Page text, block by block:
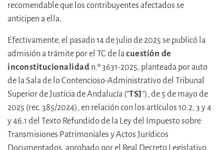
recomendable que los contribuyentes afectados se
anticipen a ella.
Efectivamente, el pasado 14 de julio de 2025 se publicó la
admisión a trámite por el TC de lacuestión de
inconstitucionalidad n.º 3631-2025, planteada por auto
de la Sala de lo Contencioso-Administrativo del Tribunal
Superior de Justicia de Andalucía (“TSJ”), de 5 de mayo de
2025 (rec. 385/2024), en relación con los artículos 10.2, 3 y 4
y 46.1 del Texto Refundido de la Ley del Impuesto sobre
Transmisiones Patrimoniales y Actos Jurídicos
Documentados, aprobado por el Real Decreto Legislativo